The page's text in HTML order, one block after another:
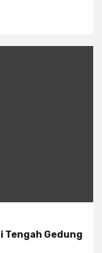
Tengah Gedung